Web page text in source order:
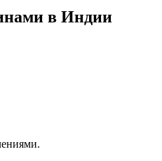
в Индии